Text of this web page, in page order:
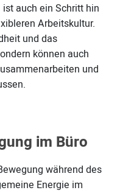
auch ein Schritt hin
Arbeitskultur.
und das
können auch
und
im Büro
während des
Energie im